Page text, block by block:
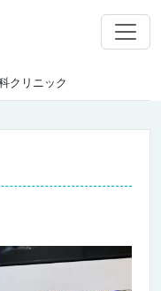
クリニック